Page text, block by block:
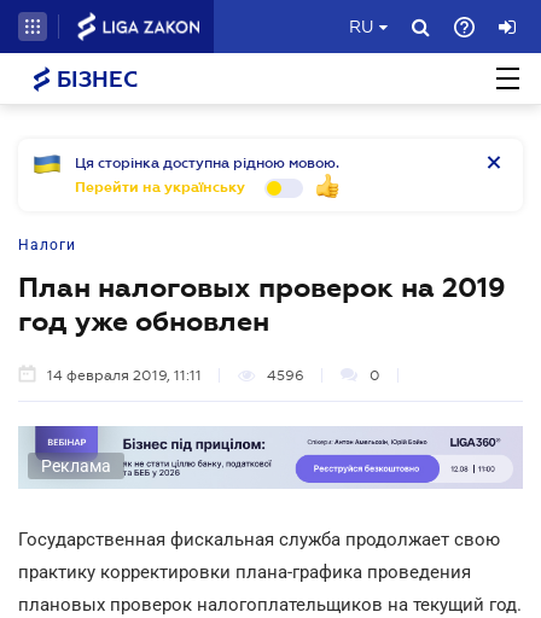
RU
БІЗНЕС
Ця сторінка доступна рідною мовою.
Перейти на українську
Налоги
План налоговых проверок на 2019
год уже обновлен
14 февраля 2019, 11:11 4596 0
Реклама
Государственная фискальная служба продолжает свою
практику корректировки плана-графика проведения
плановых проверок налогоплательщиков на текущий год.